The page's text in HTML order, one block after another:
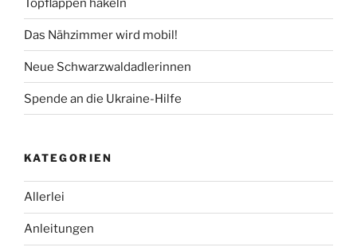
Topflappen häkeln
Das Nähzimmer wird mobil!
Neue Schwarzwaldadlerinnen
Spende an die Ukraine-Hilfe
KATEGORIEN
Allerlei
Anleitungen